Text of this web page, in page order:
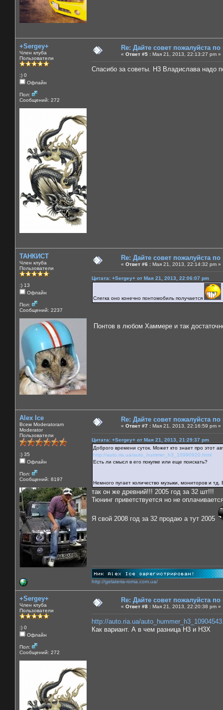
+Sergey+
Член клуба
Пользователи
:) 0
Офлайн
Пол:
Сообщений: 272
Re: Дайте совет пожалуйста
« Ответ #5 : Мая 21, 2013, 22:13:27 pm »
Спасибо за советы. Н3 Владислава надо
ТАНКИСТ
Член клуба
Пользователи
:) 13
Офлайн
Пол:
Сообщений: 2237
Re: Дайте совет пожалуйста
« Ответ #6 : Мая 21, 2013, 22:14:32 pm »
Цитата: +Sergey+ от Мая 21, 2013, 22:06:07 pm
Слегка оно конечно понтомобиль получается
Понтов в любом Хаммере и так
Alex Ice
Всем Moderatoram
Moderator
Пользователи
:) 35
Офлайн
Пол:
Сообщений: 8197
Re: Дайте совет пожалуйста
« Ответ #7 : Мая 21, 2013, 22:16:59 pm »
Цитата: +Sergey+ от Мая 21, 2013, 21:29:37 pm
Доброго времени суток. Может кто знает про этот
http://auto.ria.ua/auto_hummer_h3_10990920.html
Есть ли смысл в его покупке или еще поискать?
Немного пугает количество музыки, мониторов и
так он же древний!!! 2005 год за 32 шт!!!
Тюнинг приветствуется но не
Я свой 2008 год за 32 продаю а тут 2005
http://gelateria-roma.com.ua/
+Sergey+
Член клуба
Пользователи
:) 0
Офлайн
Пол:
Сообщений: 272
Re: Дайте совет пожалуйста
« Ответ #8 : Мая 21, 2013, 22:20:38 pm »
http://auto.ria.ua/
Как вариант. А в чем разница Н3 и Н3Х